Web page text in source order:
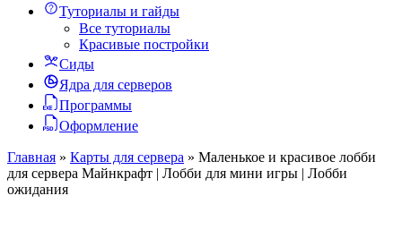
Туториалы и гайды
Все туториалы
Красивые постройки
Сиды
Ядра для серверов
Программы
Оформление
Главная » Карты для сервера » Маленькое и красивое лобби
для сервера Майнкрафт | Лобби для мини игры | Лобби
ожидания